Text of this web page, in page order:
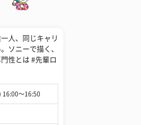
一人、同じキャリ
ソニーで描く、
性とは #先輩ロ
16:00〜16:50